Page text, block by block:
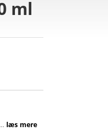
ml
læs mere